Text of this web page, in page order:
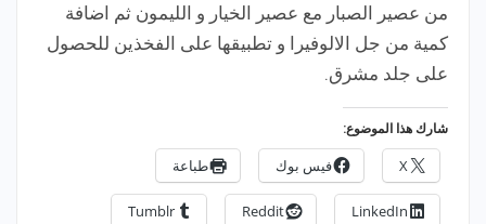
من عصير الصبار مع عصير الخيار و الليمون ثم اضافة
كمية من جل الالوفيرا و تطبيقها على الفخذين للحصول
على جلد مشرق.
شارك هذا الموضوع:
X فيس بوك طباعة
LinkedIn
Reddit
Tumblr